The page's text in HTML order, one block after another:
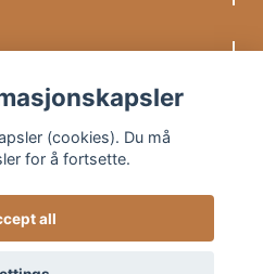
Hjemish
(cookies). Du må
for å fortsette.
all